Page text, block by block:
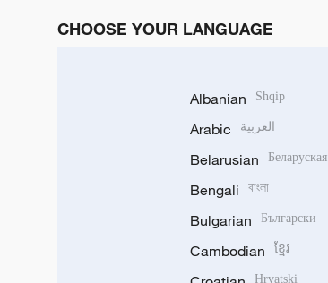
CHOOSE YOUR LANGUAGE
Albanian Shqip
Arabic العربية
Belarusian Беларуская
Bengali বাংলা
Bulgarian Български
Cambodian ខ្មែរ
Hrvatski